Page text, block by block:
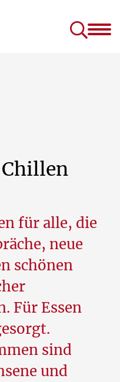
Chillen
für alle, die
neue
schönen
Für Essen
sind
und